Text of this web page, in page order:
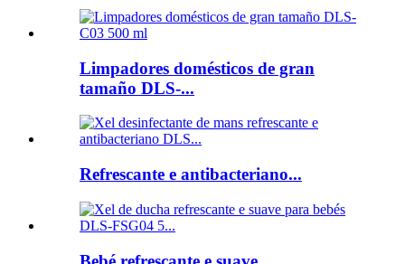
Limpadores domésticos de gran
tamaño DLS-...
Refrescante e antibacteriano...